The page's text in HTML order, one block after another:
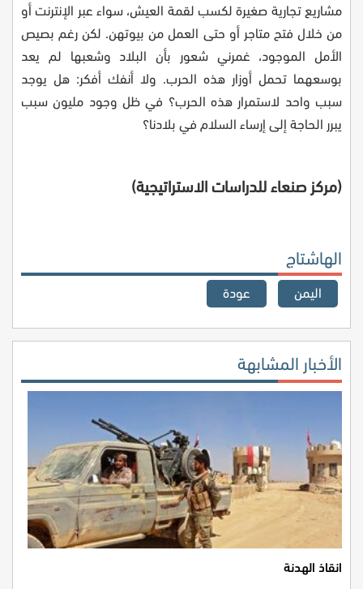
مشاريع تجارية صغيرة لكسب لقمة العيش، سواء عبر الإنترنت أو
من خلال فتح متاجر أو حتى العمل من بيوتهن. لكن رغم بصيص
الأمل الموجود، غمرني شعور بأن البلاد وشعبها لم يعد
بوسعهما تحمل أوزار هذه الحرب. ولا أنفك أفكر: هل يوجد
سبب واحد لاستمرار هذه الحرب؟ في ظل وجود مليون سبب
يبرر الحاجة إلى إرساء السلام في بلادنا؟
(مركز صنعاء للدراسات الاستراتيجية)
الهاشتاج
اليمن عودة
الأخبار المشابهة
انقاذ الهدنة